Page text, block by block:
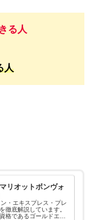
る人
人
リオットボンヴォ
・エキスプレス・プレ
徹底解説しています。
格であるゴールドエリ